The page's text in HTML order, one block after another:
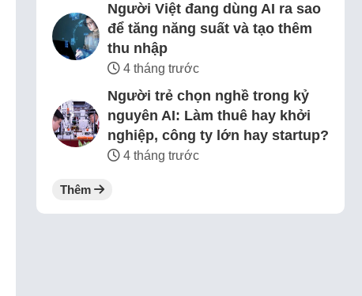
Người Việt đang dùng AI ra sao
để tăng năng suất và tạo thêm
thu nhập
4 tháng trước
Người trẻ chọn nghề trong kỷ
nguyên AI: Làm thuê hay khởi
nghiệp, công ty lớn hay startup?
4 tháng trước
Thêm